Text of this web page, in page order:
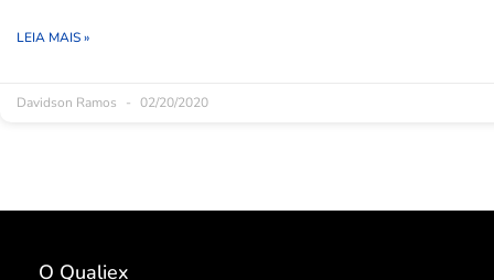
LEIA MAIS »
Davidson Ramos 02/20/2020
O Qualiex